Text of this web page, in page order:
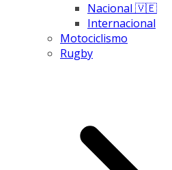
Nacional 🇻🇪
Internacional
Motociclismo
Rugby